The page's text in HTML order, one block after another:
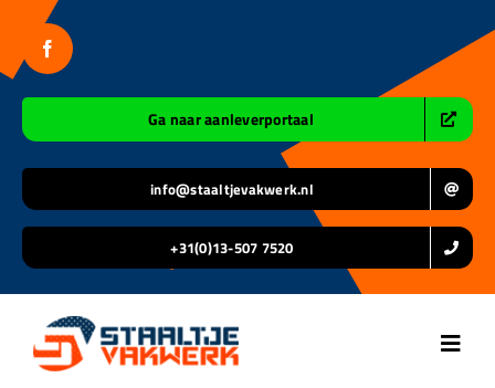
inhoud
Ga naar aanleverportaal
info@staaltjevakwerk.nl
+31(0)13-507 7520